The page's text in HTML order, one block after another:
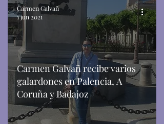
Carmen Galvañ recibe varios
galardones en Palencia, A
Coruña y Badajoz
Carmen Galvañ
1 jun 2021